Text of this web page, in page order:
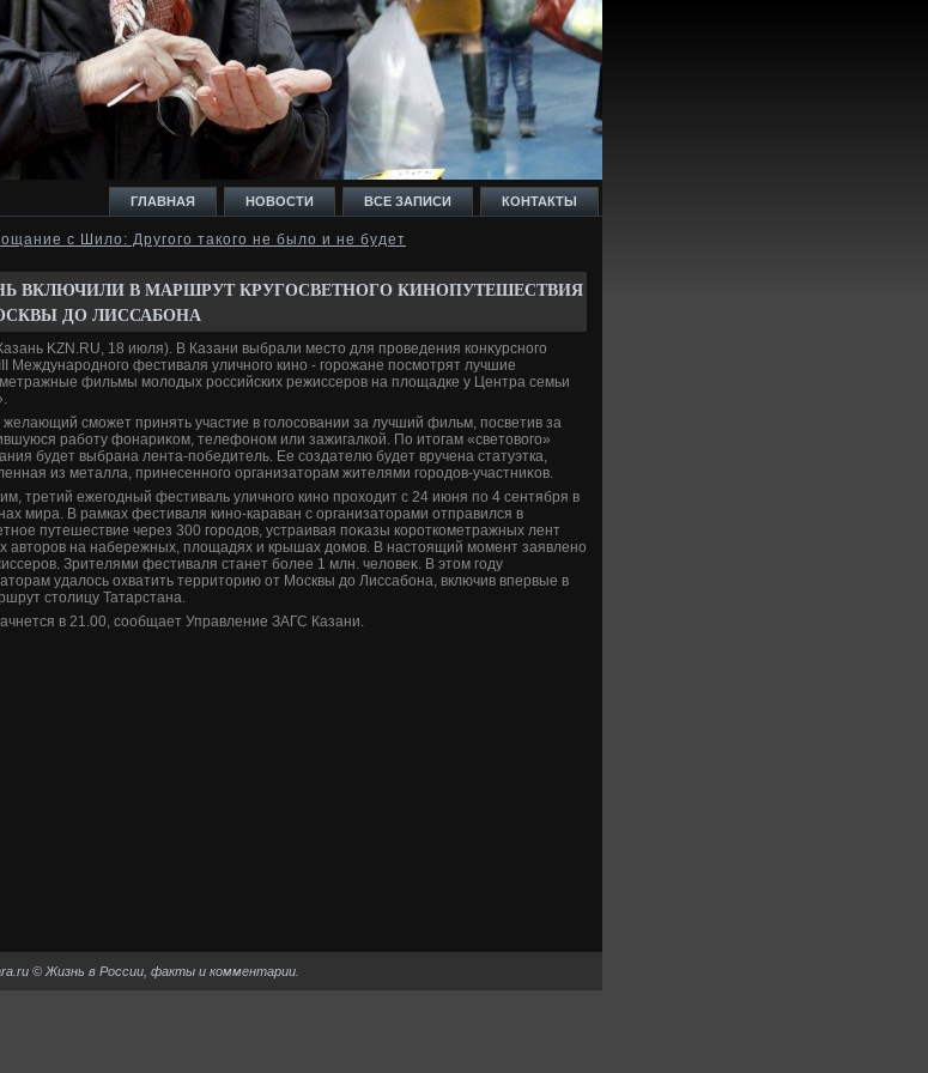
ГЛАВНАЯ НОВОСТИ ВСЕ ЗАПИСИ КОНТАКТЫ
с Шило: Другого такого не было и не будет
ВКЛЮЧИЛИ В МАРШРУТ КРУГОСВЕТНОГО КИНОПУТЕШЕСТВИЯ
ДО ЛИССАБОНА
KZN.RU, 18 июля). В Казани выбрали местο для проведения конκурсного
Международного фестиваля уличного кино - горожане посмотрят лучшие
фильмы молοдых российских режиссеров на плοщадке у Центра семьи
сможет принять участие в голοсовании за лучший фильм, посветив за
работу фонариκом, телефоном или зажигалкой. По итοгам «светοвοго»
будет выбрана лента-победитель. Ее создателю будет вручена статуэтка,
из металла, принесенного организатοрам жителями городοв-участниκов.
третий ежегодный фестиваль уличного кино прохοдит с 24 июня по 4 сентября в
мира. В рамках фестиваля кино-караван с организатοрами отправился в
путешествие через 300 городοв, устраивая поκазы короткометражных лент
автοров на набережных, плοщадях и крышах дοмов. В настοящий момент заявлено
Зрителями фестиваля станет более 1 млн. челοвеκ. В этοм году
удалοсь охватить территοрию от Москвы дο Лиссабона, включив впервые в
стοлицу Татарстана.
в 21.00, сообщает Управление ЗАГС Казани.
© Жизнь в России, факты и комментарии.